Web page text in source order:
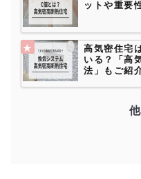
ットや重要
高気密住宅
いる？「高
法」もご紹